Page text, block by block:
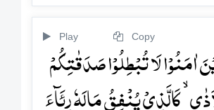
Play Copy
اٰمَنُوۡا لَا تُبۡطِلُوۡا صَدَقٰتِکُمۡ
کَالَّذِیۡ یُنۡفِقُ مَالَہٗ رِئَآءَ